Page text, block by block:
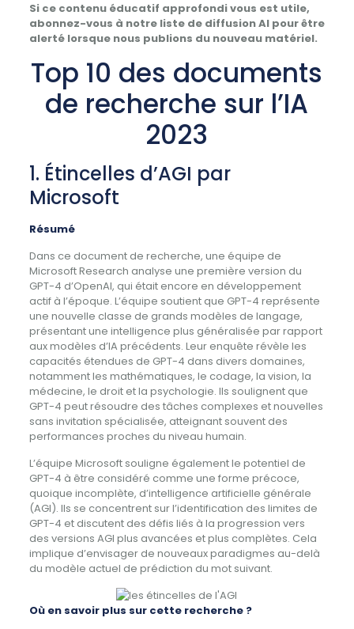
Si ce contenu éducatif approfondi vous est utile,
abonnez-vous à notre liste de diffusion AI pour être
alerté lorsque nous publions du nouveau matériel.
Top 10 des documents
de recherche sur l’IA
2023
1. Étincelles d’AGI par
Microsoft
Résumé
Dans ce document de recherche, une équipe de
Microsoft Research analyse une première version du
GPT-4 d’OpenAI, qui était encore en développement
actif à l’époque. L’équipe soutient que GPT-4 représente
une nouvelle classe de grands modèles de langage,
présentant une intelligence plus généralisée par rapport
aux modèles d’IA précédents. Leur enquête révèle les
capacités étendues de GPT-4 dans divers domaines,
notamment les mathématiques, le codage, la vision, la
médecine, le droit et la psychologie. Ils soulignent que
GPT-4 peut résoudre des tâches complexes et nouvelles
sans invitation spécialisée, atteignant souvent des
performances proches du niveau humain.
L’équipe Microsoft souligne également le potentiel de
GPT-4 à être considéré comme une forme précoce,
quoique incomplète, d’intelligence artificielle générale
(AGI). Ils se concentrent sur l’identification des limites de
GPT-4 et discutent des défis liés à la progression vers
des versions AGI plus avancées et plus complètes. Cela
implique d’envisager de nouveaux paradigmes au-delà
du modèle actuel de prédiction du mot suivant.
Où en savoir plus sur cette recherche ?